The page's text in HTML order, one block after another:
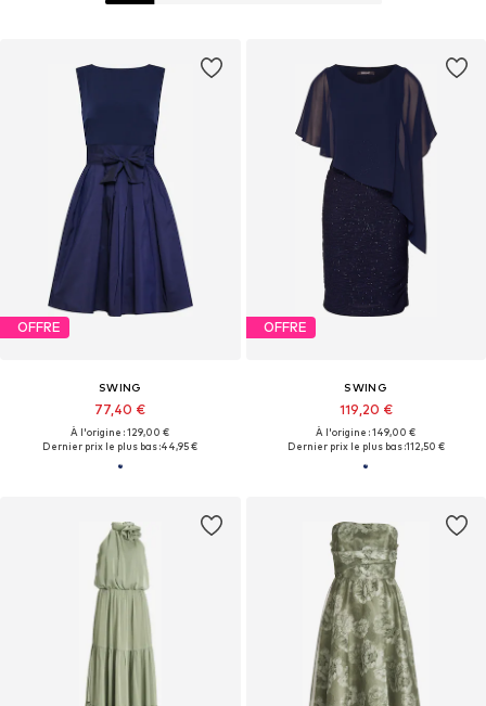
OFFRE
SWING
77,40 €
À l'origine : 129,00 €
Dernier prix le plus bas :44,95 €
OFFRE
SWING
119,20 €
À l'origine : 149,00 €
Dernier prix le plus bas :112,50 €